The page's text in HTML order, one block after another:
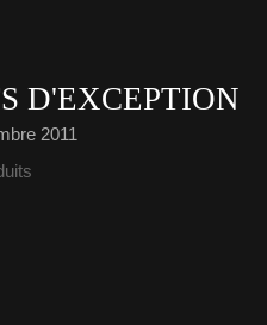
D'EXCEPTION
2011